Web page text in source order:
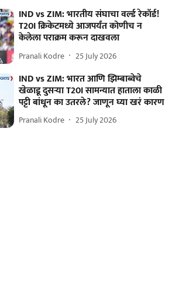
IND vs ZIM: भारतीय संघाचा वर्ल्ड रेकॉर्ड!
T20I क्रिकेटमध्ये आजपर्यंत कोणीच न
केलेला पराक्रम करून दाखवला
Pranali Kodre 25 July 2026
IND vs ZIM: भारत आणि झिम्बाब्वेचे
खेळाडू दुसऱ्या T20I सामन्यात हाताला काळी
पट्टी बांधून का उतरले? जाणून घ्या खरं कारण
Pranali Kodre 25 July 2026